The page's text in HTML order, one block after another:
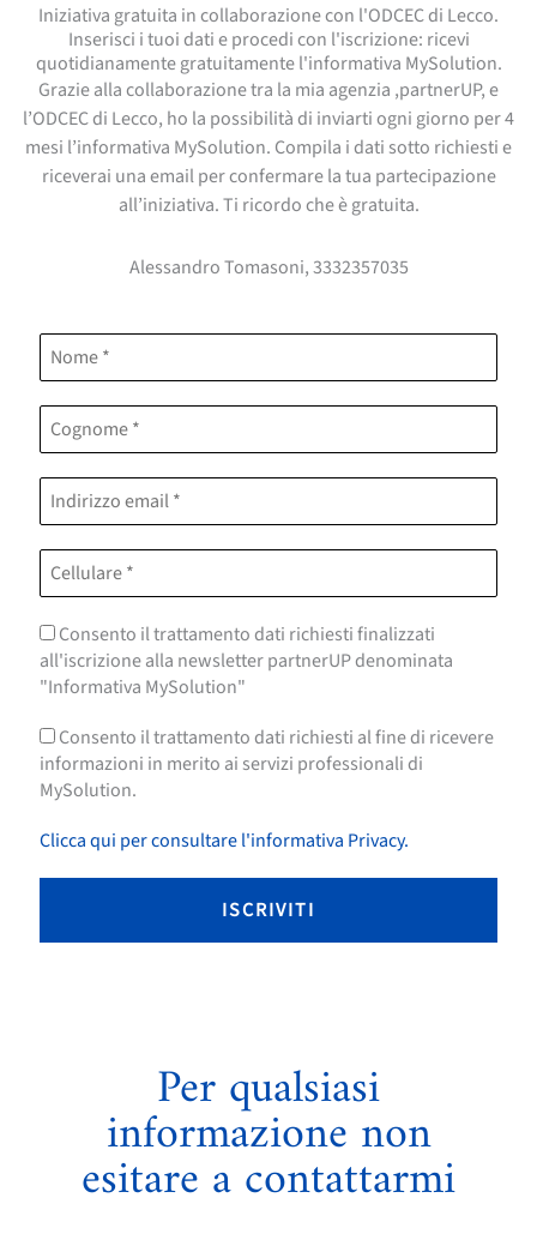
Iniziativa gratuita in collaborazione con l'ODCEC di Lecco.
Inserisci i tuoi dati e procedi con l'iscrizione: ricevi
quotidianamente gratuitamente l'informativa MySolution.
Grazie alla collaborazione tra la mia agenzia ,partnerUP, e
l’ODCEC di Lecco, ho la possibilità di inviarti ogni giorno per 4
mesi l’informativa MySolution. Compila i dati sotto richiesti e
riceverai una email per confermare la tua partecipazione
all’iniziativa. Ti ricordo che è gratuita.
Alessandro Tomasoni, 3332357035
Consento il trattamento dati richiesti finalizzati
all'iscrizione alla newsletter partnerUP denominata
"Informativa MySolution"
Consento il trattamento dati richiesti al fine di ricevere
informazioni in merito ai servizi professionali di
MySolution.
Clicca qui per consultare l'informativa Privacy.
Per qualsiasi
informazione non
esitare a contattarmi